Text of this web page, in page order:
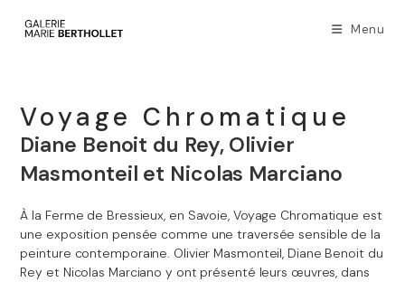
Menu
Voyage Chromatique
Diane Benoit du Rey, Olivier
Masmonteil et Nicolas Marciano
À la Ferme de Bressieux, en Savoie, Voyage Chromatique est
une exposition pensée comme une traversée sensible de la
peinture contemporaine. Olivier Masmonteil, Diane Benoit du
Rey et Nicolas Marciano y ont présenté leurs œuvres, dans